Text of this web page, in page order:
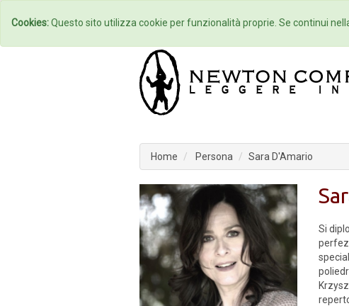
Home Autori
Home Persona Sara D'Amario
Si
Cookies:Questo sito utilizza cookie per funzionalità proprie. Se continui